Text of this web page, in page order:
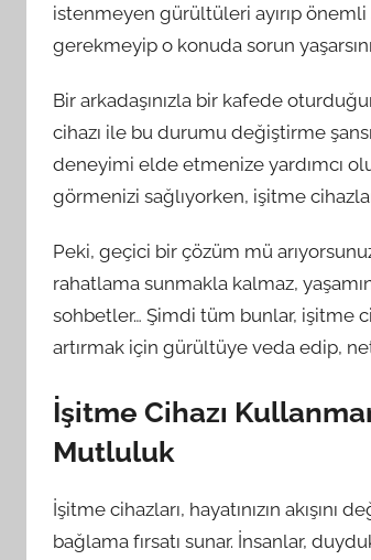
istenmeyen gürültüleri ayırıp
gerekmeyip o konuda sorun
Bir arkadaşınızla bir kafede
cihazı ile bu durumu değiştirme
deneyimi elde etmenize yardımcı
görmenizi sağlıyorken, işitme
Peki, geçici bir çözüm mü
rahatlama sunmakla kalmaz,
sohbetler… Şimdi tüm bunlar, işitme
artırmak için gürültüye veda edip,
İşitme Cihazı
Mutluluk
İşitme cihazları, hayatınızın
bağlama fırsatı sunar. İnsanlar,